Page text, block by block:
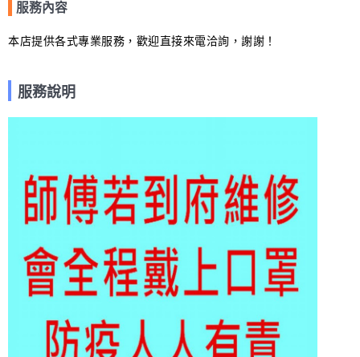
服務內容
本店提供各式專業服務，歡迎直接來電洽詢，謝謝！
服務說明